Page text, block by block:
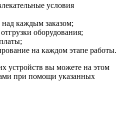
условия
каждым заказом;
оборудования;
на каждом этапе работы.
устройств вы можете на этом
при помощи указанных